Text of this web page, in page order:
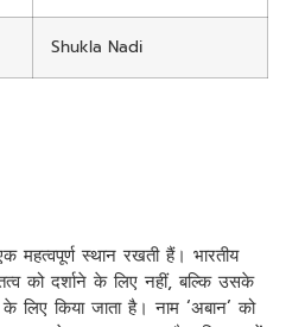
Shukla Nadi
महत्वपूर्ण स्थान रखती हैं। भारतीय
को दर्शाने के लिए नहीं, बल्कि उसके
किया जाता है। नाम ‘अबान’ को